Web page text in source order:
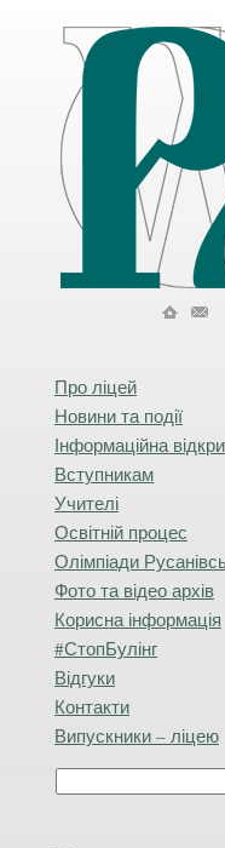
Про ліцей
Новини та події
Інформаційна
Вступникам
Учителі
Освітній процес
Олімпіади
Фото та відео архів
Корисна інформація
#СтопБулінг
Відгуки
Контакти
Випускники – ліцею